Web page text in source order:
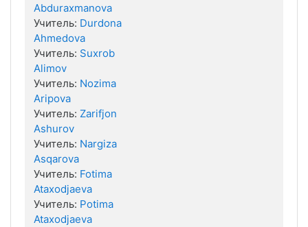
Abduraxmanova
Учитель: Durdona
Ahmedova
Учитель: Suxrob
Alimov
Учитель: Nozima
Aripova
Учитель: Zarifjon
Ashurov
Учитель: Nargiza
Asqarova
Учитель: Fotima
Ataxodjaeva
Учитель: Potima
Ataxodjaeva